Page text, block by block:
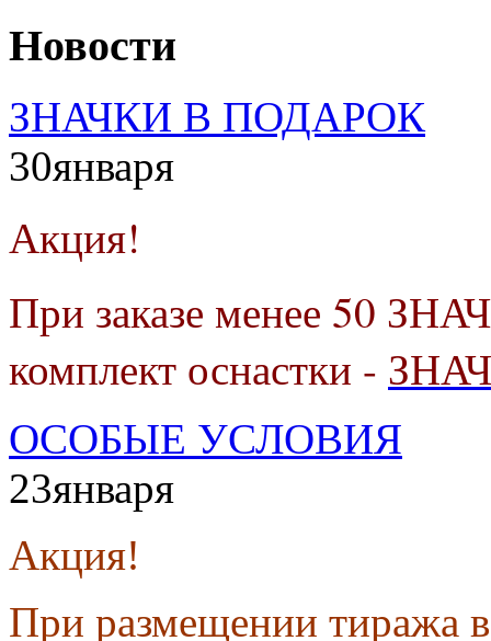
Новости
ЗНАЧКИ В ПОДАРОК
30января
Акция!
При заказе менее 50
комплект оснастки -
ОСОБЫЕ УСЛОВИЯ
23января
Акция!
При размещении тиража